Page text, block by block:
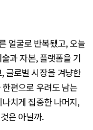
얼굴로 반복됐고, 오늘
과 자본, 플랫폼을 기
글로벌 시장을 겨냥한
편으로 우려도 남는
치게 집중한 나머지,
은 아닐까.